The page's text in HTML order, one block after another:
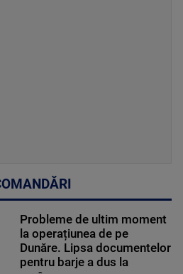
Probleme de ultim moment
la operațiunea de pe
Dunăre. Lipsa documentelor
pentru barje a dus la